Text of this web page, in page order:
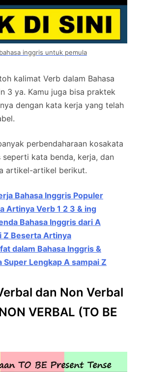
inggris untuk pemula
kalimat Verb dalam Bahasa
3 ya. Kamu juga bisa praktek
dengan kata kerja yang telah
perbendaharaan kosakata
seperti kata benda, kerja, dan
artikel-artikel berikut.
Bahasa Inggris Populer
Artinya Verb 1 2 3 & ing
Bahasa Inggris dari A
Z Beserta Artinya
dalam Bahasa Inggris &
Super Lengkap A sampai Z
dan Non Verbal
VERBAL (TO BE